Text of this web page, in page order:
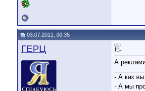
03.07.2011, 00:35
ГЕРЦ
А
- А как вы
- А мы